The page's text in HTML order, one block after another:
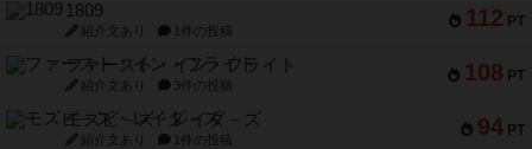
112 PT
1809
紹介文あり 1件の投稿
108 PT
ファースト・イン・フライト
紹介文あり 3件の投稿
94 PT
モズビ－ズ・レイダ－ズ
紹介文あり 1件の投稿